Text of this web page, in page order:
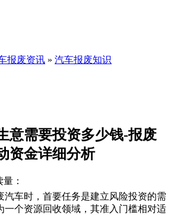
报废资讯 » 汽车报废知识
意需要投资多少钱-报废
资金详细分析
：
汽车时，首要任务是建立风险投资的需
一个资源回收领域，其准入门槛相对适